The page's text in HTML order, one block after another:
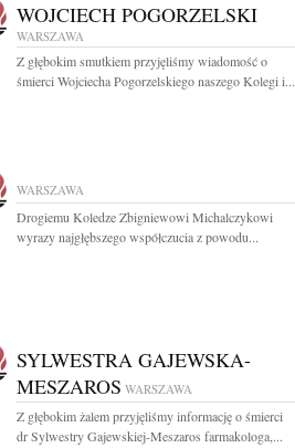
WOJCIECH POGORZELSKI
WARSZAWA
Z głębokim smutkiem przyjęliśmy wiadomość o
śmierci Wojciecha Pogorzelskiego naszego Kolegi i...
WARSZAWA
Drogiemu Koledze Zbigniewowi Michalczykowi
wyrazy najgłębszego współczucia z powodu...
SYLWESTRA GAJEWSKA-
MESZAROS WARSZAWA
Z głębokim żalem przyjęliśmy informację o śmierci
dr Sylwestry Gajewskiej-Meszaros farmakologa,...